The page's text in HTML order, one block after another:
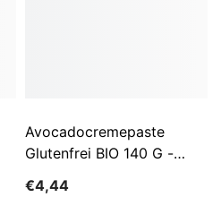
Avocadocremepaste
Glutenfrei BIO 140 G -
€4,44